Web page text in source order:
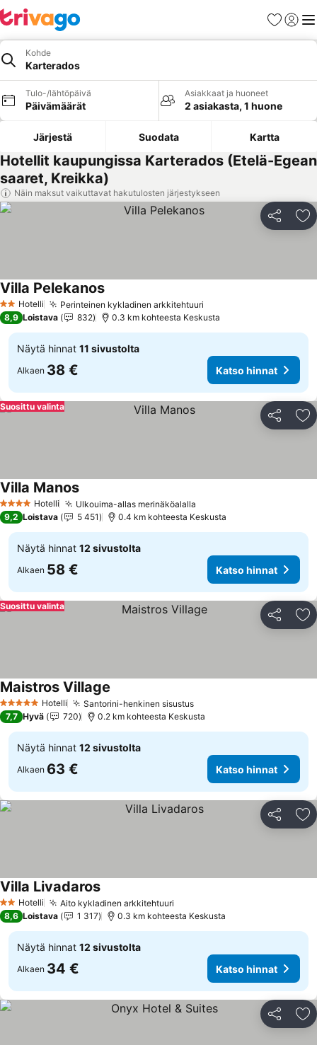
Suosikit
Kohde
Karterados
Tulo-/lähtöpäivä
Päivämäärät
Asiakkaat ja huoneet
2 asiakasta, 1 huone
Järjestä Suodata Kartta
Hotellit kaupungissa Karterados (Etelä-Egean
saaret, Kreikka)
Näin maksut vaikuttavat hakutulosten järjestykseen
Jaa
2 Tähtiluokitus
Hotelli Perinteinen kykladinen arkkitehtuuri
Villa Pelekanos
8,9 Loistava 832 0.3 km kohteesta Keskusta
Näytä hinnat 11 sivustolta
Alkaen 38 € Katso hinnat
Jaa
Suosittu valinta
4 Tähtiluokitus
Hotelli Ulkouima-allas merinäköalalla
Villa Manos
9,2 Loistava 5 451 0.4 km kohteesta Keskusta
Näytä hinnat 12 sivustolta
Alkaen 58 € Katso hinnat
Jaa
Suosittu valinta
5 Tähtiluokitus
Hotelli Santorini-henkinen sisustus
Maistros Village
7,7 Hyvä 720 0.2 km kohteesta Keskusta
Näytä hinnat 12 sivustolta
Alkaen 63 € Katso hinnat
Jaa
2 Tähtiluokitus
Hotelli Aito kykladinen arkkitehtuuri
Villa Livadaros
8,6 Loistava 1 317 0.3 km kohteesta Keskusta
Näytä hinnat 12 sivustolta
Alkaen 34 € Katso hinnat
Jaa